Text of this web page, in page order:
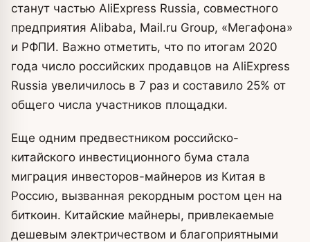
станут частью AliExpress Russia, совместного
предприятия Alibaba, Mail.ru Group, «Мегафона»
и РФПИ. Важно отметить, что по итогам 2020
года число российских продавцов на AliExpress
Russia увеличилось в 7 раз и составило 25% от
общего числа участников площадки.
Еще одним предвестником российско-
китайского инвестиционного бума стала
миграция инвесторов-майнеров из Китая в
Россию, вызванная рекордным ростом цен на
биткоин. Китайские майнеры, привлекаемые
дешевым электричеством и благоприятными